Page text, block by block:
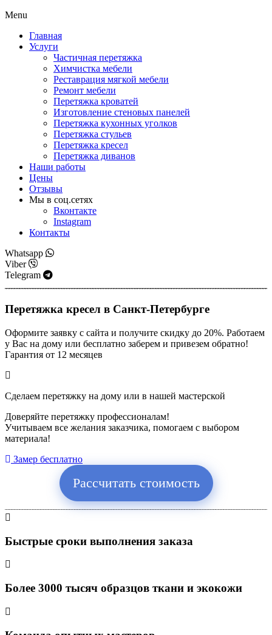
Menu
Главная
Услуги
Частичная перетяжка
Химчистка мебели
Реставрация мягкой мебели
Ремонт мебели
Перетяжка кроватей
Изготовление стеновых панелей
Перетяжка кухонных уголков
Перетяжка стульев
Перетяжка кресел
Перетяжка диванов
Наши работы
Цены
Отзывы
Мы в соц.сетях
Вконтакте
Instagram
Контакты
Whatsapp
Viber
Telegram
Перетяжка кресел в Санкт-Петербурге
Оформите заявку с сайта и получите скидку до 20%. Работаем
у Вас на дому или бесплатно заберем и привезем обратно!
Гарантия от 12 месяцев
Сделаем перетяжку на дому или в нашей мастерской
Доверяйте перетяжку профессионалам!
Учитываем все желания заказчика, помогаем с выбором
материала!
Замер бесплатно
Рассчитать стоимость
Быстрые сроки выполнения заказа
Более 3000 тысяч образцов ткани и экокожи